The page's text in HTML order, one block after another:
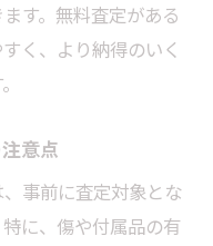
す。無料査定がある
く、より納得のいく
意点
事前に査定対象とな
に、傷や付属品の有